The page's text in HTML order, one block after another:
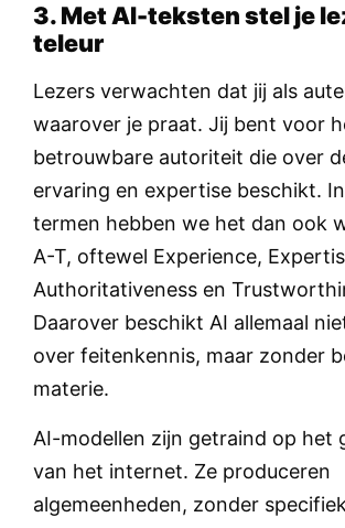
3. Met AI-teksten stel je
teleur
Lezers verwachten dat jij als
waarover je praat. Jij bent voor
betrouwbare autoriteit die over
ervaring en expertise beschikt.
termen hebben we het dan ook
A-T, oftewel Experience,
Authoritativeness en
Daarover beschikt AI allemaal
over feitenkennis, maar zonder
materie.
AI-modellen zijn getraind op het
van het internet. Ze produceren
algemeenheden, zonder